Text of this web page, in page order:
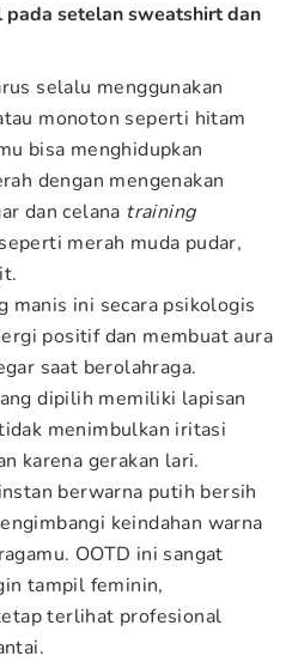
setelan sweatshirt dan
selalu menggunakan
monoton seperti hitam
bisa menghidupkan
dengan mengenakan
dan celana training
merah muda pudar,
manis ini secara psikologis
positif dan membuat aura
saat berolahraga.
dipilih memiliki lapisan
menimbulkan iritasi
karena gerakan lari.
berwarna putih bersih
keindahan warna
OOTD ini sangat
tampil feminin,
terlihat profesional